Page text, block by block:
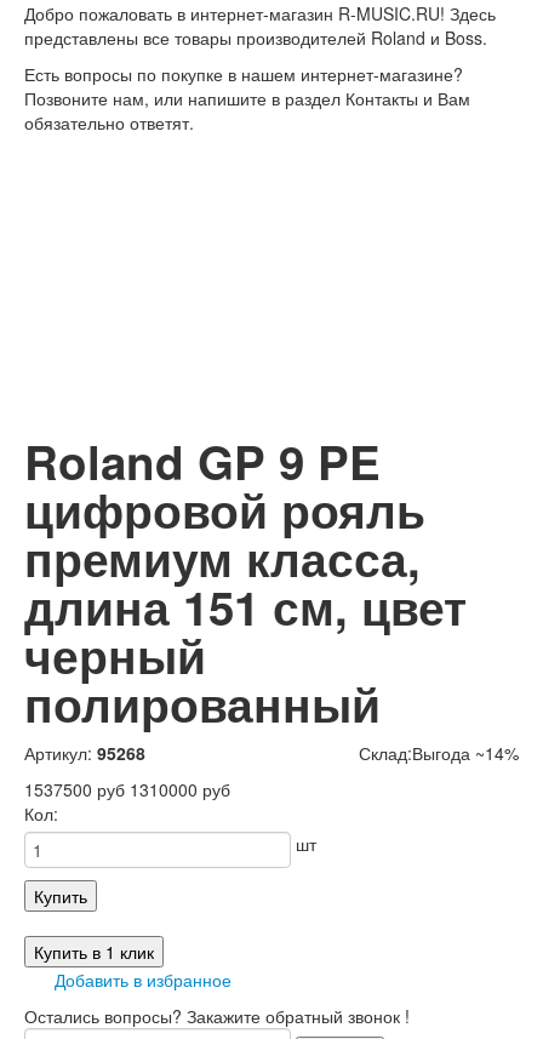
Добро пожаловать в интернет-магазин R-MUSIC.RU! Здесь
представлены все товары производителей Roland и Boss.
Есть вопросы по покупке в нашем интернет-магазине?
Позвоните нам, или напишите в раздел Контакты и Вам
обязательно ответят.
Roland GP 9 PE
цифровой рояль
премиум класса,
длина 151 см, цвет
черный
полированный
Выгода ~14%
Артикул: 95268
Склад:
1537500 руб 1310000 руб
Кол:
шт
Купить
Купить в 1 клик
Добавить в избранное
Остались вопросы? Закажите обратный звонок !